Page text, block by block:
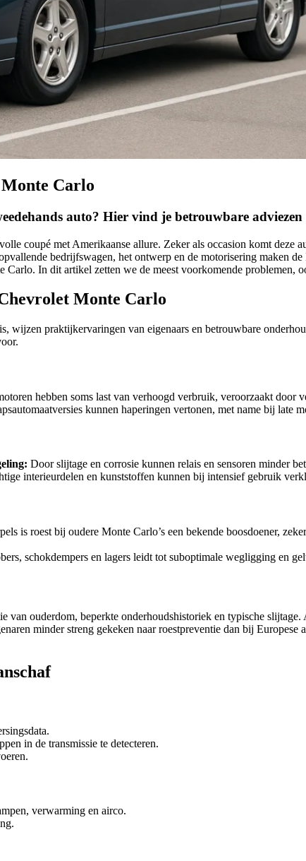
Monte Carlo
auto? Hier vind je betrouwbare
coupé met Amerikaanse allure. Zeker als occasion komt
bedrijfswagen, het ontwerp en de motorisering maken
Carlo. In dit artikel zetten we de meest voorkomende problemen,
Monte Carlo
wijzen praktijkervaringen van eigenaars en betrouwbare
hebben soms last van verhoogd verbruik, veroorzaakt door
kunnen haperingen vertonen, met name bij late
Door slijtage en corrosie kunnen relais en sensoren minder
interieurdelen en kunststoffen kunnen bij intensief gebruik
is roest bij oudere Monte Carlo’s een bekende boosdoener,
schokdempers en lagers leidt tot suboptimale wegligging en
van ouderdom, beperkte onderhoudshistoriek en typische
minder streng gekeken naar roestpreventie dan bij
in de transmissie te detecteren.
verwarming en airco.